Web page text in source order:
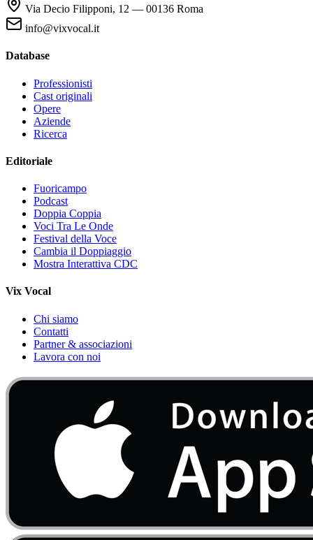
Via Decio Filipponi, 12 — 00136 Roma
info@vixvocal.it
Database
Professionisti
Cast originali
Opere
Aziende
Ricerca
Editoriale
Fuoricampo
Podcast
Doppia Coppia
Voci Tra Le Onde
Festival della Voce
Cambia il Doppiaggio
Mostra Interattiva CDC
Vix Vocal
Chi siamo
Contatti
Partner & associazioni
Lavora con noi